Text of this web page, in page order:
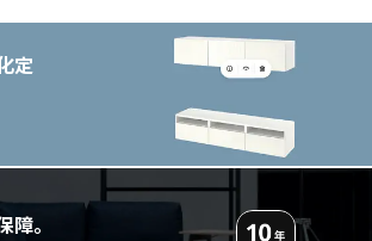
定
障。